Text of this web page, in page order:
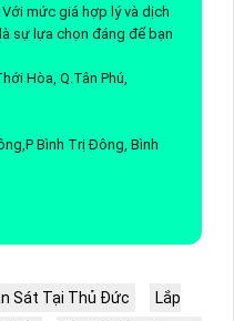
mức giá hợp lý và dịch
sự lựa chọn đáng để bạn
Hòa, Q.Tân Phú,
Bình Trị Đông, Bình
Sát Tại Thủ Đức
Lắp